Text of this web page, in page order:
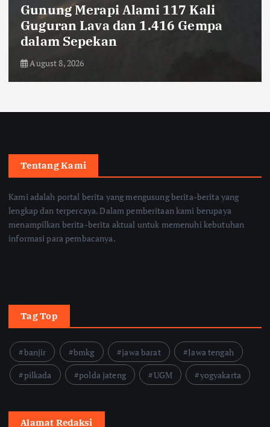
Gunung Merapi Alami 117 Kali
Guguran Lava dan 1.416 Gempa
dalam Sepekan
August 8, 2026
Tentang Kami
Kami adalah portal berita yang mengusung berita-berita yang
lengkap dan terpercaya. Dalam pemberitaan kami berupaya
menampilkan berita-berita aktual untuk memenuhi kebutuhan
informasi para pembacanya.
Tag Top
banjir bmkg jawa barat
Jawa tengah
pilkada
polda jateng UGM yogyakarta
Alamat Redaksi